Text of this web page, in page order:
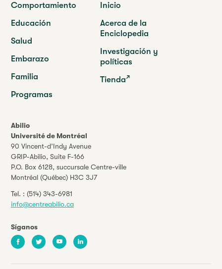
Abilio
Université de Montréal
90 Vincent-d’Indy Avenue
GRIP-Abilio, Suite F-166
P.O. Box 6128, succursale Centre-ville
Montréal (Québec) H3C 3J7
Tel. : (514) 343-6981
info@centreabilio.ca
Síganos
FacebookTwitter YoutubeLinkedIn
Comportamiento
Educación
Salud
Embarazo
Familia
Programas
Inicio
Acerca de la
Enciclopedia
Investigación y
políticas
Tienda